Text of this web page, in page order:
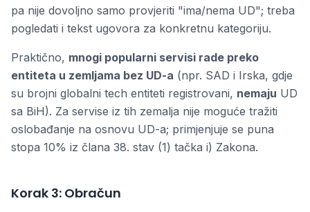
pa nije dovoljno samo provjeriti "ima/nema UD"; treba
pogledati i tekst ugovora za konkretnu kategoriju.
Praktično, mnogi popularni servisi rade preko
entiteta u zemljama bez UD-a (npr. SAD i Irska, gdje
su brojni globalni tech entiteti registrovani, nemaju UD
sa BiH). Za servise iz tih zemalja nije moguće tražiti
oslobađanje na osnovu UD-a; primjenjuje se puna
stopa 10% iz člana 38. stav (1) tačka i) Zakona.
Korak 3: Obračun